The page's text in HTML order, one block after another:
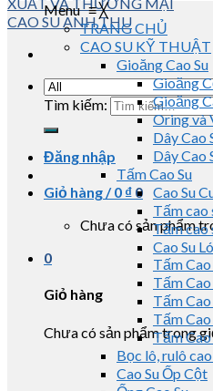
Tìm kiếm:
Đăng nhập
Giỏ hàng /0 ₫ 0
Chưa có sản phẩm
0
Giỏ hàng
Chưa có sản phẩm trong
Menu≡╳
TRANG CHỦ
CAO SU KỸ THUẬT
Gioăng Cao Su
Gioăng
Gioăng
Oring và
Dây Cao
Dây Cao
Tấm Cao Su
Cao Su
Tấm cao
Tấm cao
Cao Su
Tấm
Tấm
Tấm Cao
Tấm
Tấm
Bọc lô, rulô
Cao Su Ốp Cột